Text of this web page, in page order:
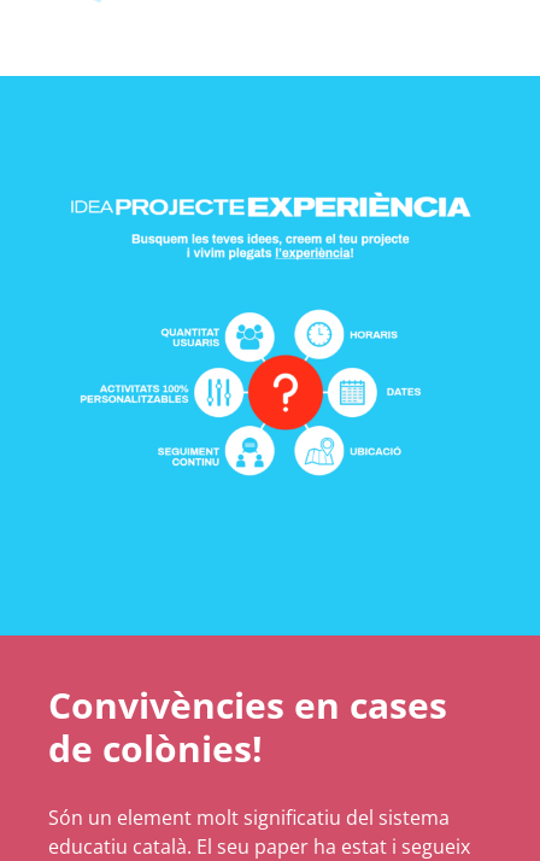
Convivències en cases
de colònies!
Són un element molt significatiu del sistema
educatiu català. El seu paper ha estat i segueix